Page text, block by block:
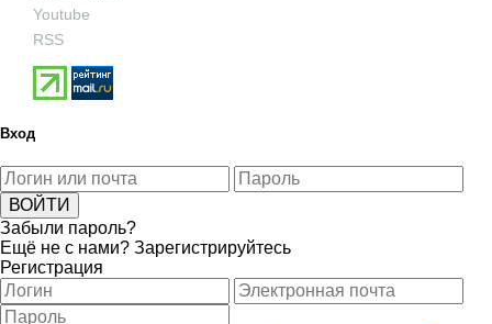
Youtube
RSS
Вход
Забыли пароль?
Ещё не с нами? Зарегистрируйтесь
Регистрация